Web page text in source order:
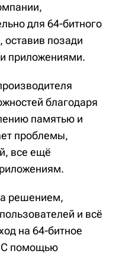
для 64-битного
позади
приложениями.
благодаря
памятью и
проблемы,
все ещё
решением,
и всё
на 64-битное
С помощью